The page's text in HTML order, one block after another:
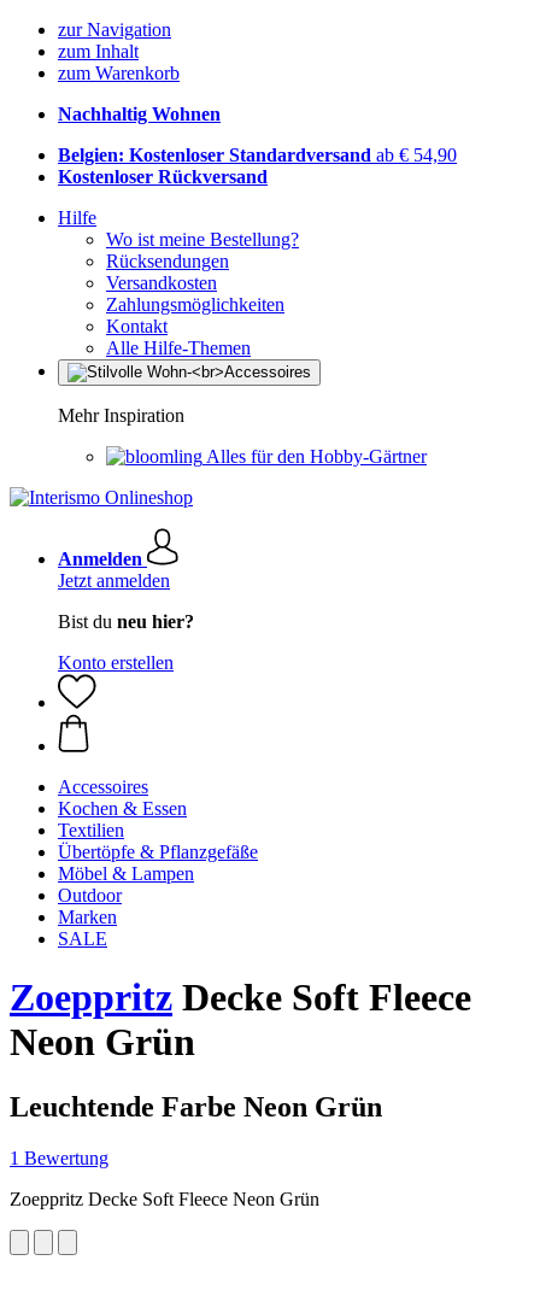
zur Navigation
zum Inhalt
zum Warenkorb
Nachhaltig Wohnen
Belgien: Kostenloser Standardversand ab € 54,90
Kostenloser Rückversand
Hilfe
Wo ist meine Bestellung?
Rücksendungen
Versandkosten
Zahlungsmöglichkeiten
Kontakt
Alle Hilfe-Themen
Mehr Inspiration
Alles für den Hobby-Gärtner
Anmelden
Jetzt anmelden
Bist du neu hier?
Konto erstellen
Accessoires
Kochen & Essen
Textilien
Übertöpfe & Pflanzgefäße
Möbel & Lampen
Outdoor
Marken
SALE
Zoeppritz Decke Soft Fleece
Neon Grün
Leuchtende Farbe Neon Grün
1 Bewertung
Zoeppritz Decke Soft Fleece Neon Grün